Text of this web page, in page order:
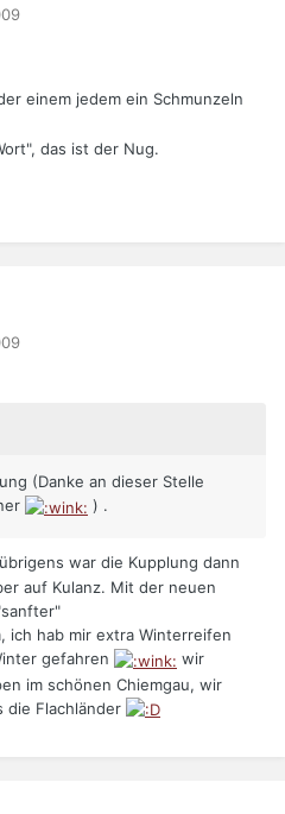
einem jedem ein Schmunzeln
das ist der Nug.
(Danke an dieser Stelle
) .
übrigens war die Kupplung dann
auf Kulanz. Mit der neuen
ich hab mir extra Winterreifen
gefahren
wir
im schönen Chiemgau, wir
die Flachländer